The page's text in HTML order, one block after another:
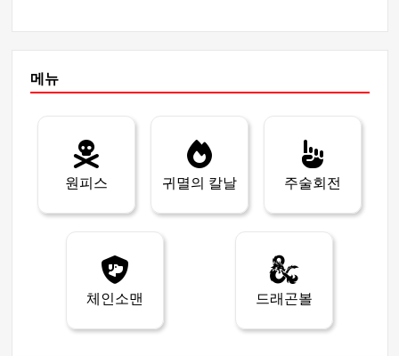
메뉴
원피스 귀멸의 칼날 주술회전
체인소맨 드래곤볼